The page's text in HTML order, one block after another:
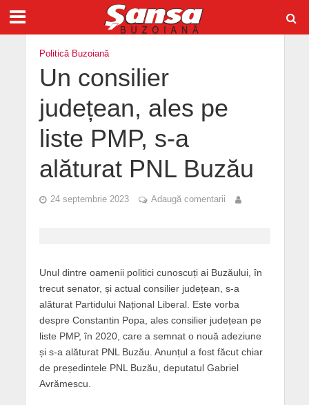
Politică Buzoiană
Un consilier
județean, ales pe
liste PMP, s-a
alăturat PNL Buzău
24 septembrie 2023 Adaugă comentarii
Unul dintre oamenii politici cunoscuți ai Buzăului, în
trecut senator, și actual consilier județean, s-a
alăturat Partidului Național Liberal. Este vorba
despre Constantin Popa, ales consilier județean pe
liste PMP, în 2020, care a semnat o nouă adeziune
și s-a alăturat PNL Buzău. Anunțul a fost făcut chiar
de președintele PNL Buzău, deputatul Gabriel
Avrămescu.